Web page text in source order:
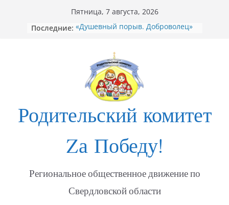
содержимому
Пятница, 7 августа, 2026
Последние: «Душевный порыв. Доброволец»
Открытие Стеллы посвящённой
участникам СВО в Богдановиче
ФОТО Годовщина освобождения
Мариуполя
Годовщина освобождения
Родительский комитет
Zа Победу!
Региональное общественное движение по
Свердловской области